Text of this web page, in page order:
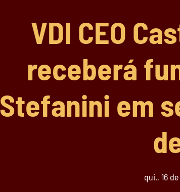
VDI CEO
receberá
Stefanini em
qui., 16